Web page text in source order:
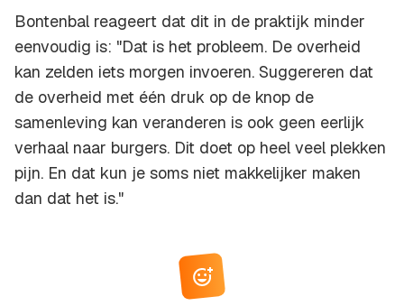
Bontenbal reageert dat dit in de praktijk minder
eenvoudig is: "Dat is het probleem. De overheid
kan zelden iets morgen invoeren. Suggereren dat
de overheid met één druk op de knop de
samenleving kan veranderen is ook geen eerlijk
verhaal naar burgers. Dit doet op heel veel plekken
pijn. En dat kun je soms niet makkelijker maken
dan dat het is."